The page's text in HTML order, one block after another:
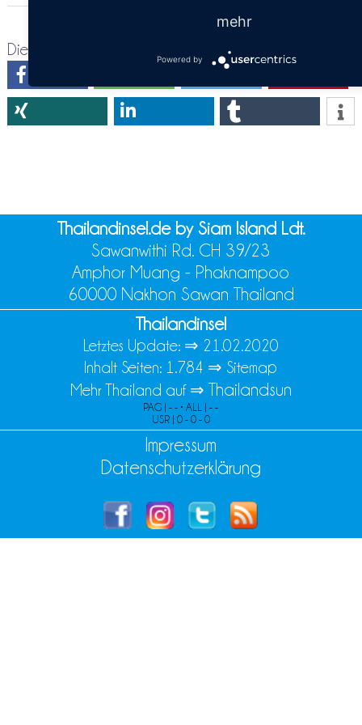
Diese Seite teilen:
Thailandinsel.de by Siam Island Ldt.
Sawanwithi Rd. CH 39/23
Amphor Muang - Phaknampoo
60000 Nakhon Sawan Thailand
Thailandinsel
Letztes Update: ⇒ 21.02.2020
Inhalt Seiten: 1.784 ⇒ Sitemap
Mehr Thailand auf ⇒ Thailandsun
PAG | - - • ALL | - -
USR | 0 - 0 - 0
Impressum
Datenschutzerklärung
mehr
Powered by